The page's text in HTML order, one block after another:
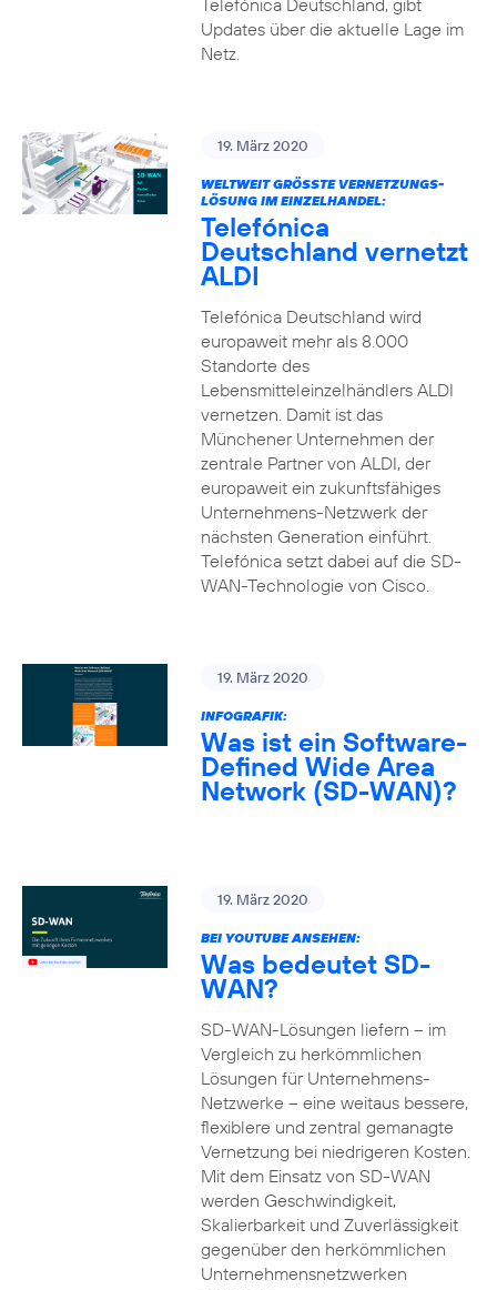
Telefónica Deutschland, gibt
Updates über die aktuelle Lage im
Netz.
19. März 2020
WELTWEIT GRÖSSTE VERNETZUNGS-L
ÖSUNG IM EINZELHANDEL:
Telefónica
Deutschland vernetzt
ALDI
Telefónica Deutschland wird
europaweit mehr als 8.000
Standorte des
Lebensmitteleinzelhändlers ALDI
vernetzen. Damit ist das
Münchener Unternehmen der
zentrale Partner von ALDI, der
europaweit ein zukunftsfähiges
Unternehmens-Netzwerk der
nächsten Generation einführt.
Telefónica setzt dabei auf die SD-
WAN-Technologie von Cisco.
19. März 2020
INFOGRAFIK:
Was ist ein Software-
Defined Wide Area
Network (SD-WAN)?
19. März 2020
BEI YOUTUBE ANSEHEN:
Was bedeutet SD-
WAN?
SD-WAN-Lösungen liefern – im
Vergleich zu herkömmlichen
Lösungen für Unternehmens-
Netzwerke – eine weitaus bessere,
flexiblere und zentral gemanagte
Vernetzung bei niedrigeren Kosten.
Mit dem Einsatz von SD-WAN
werden Geschwindigkeit,
Skalierbarkeit und Zuverlässigkeit
gegenüber den herkömmlichen
Unternehmensnetzwerken